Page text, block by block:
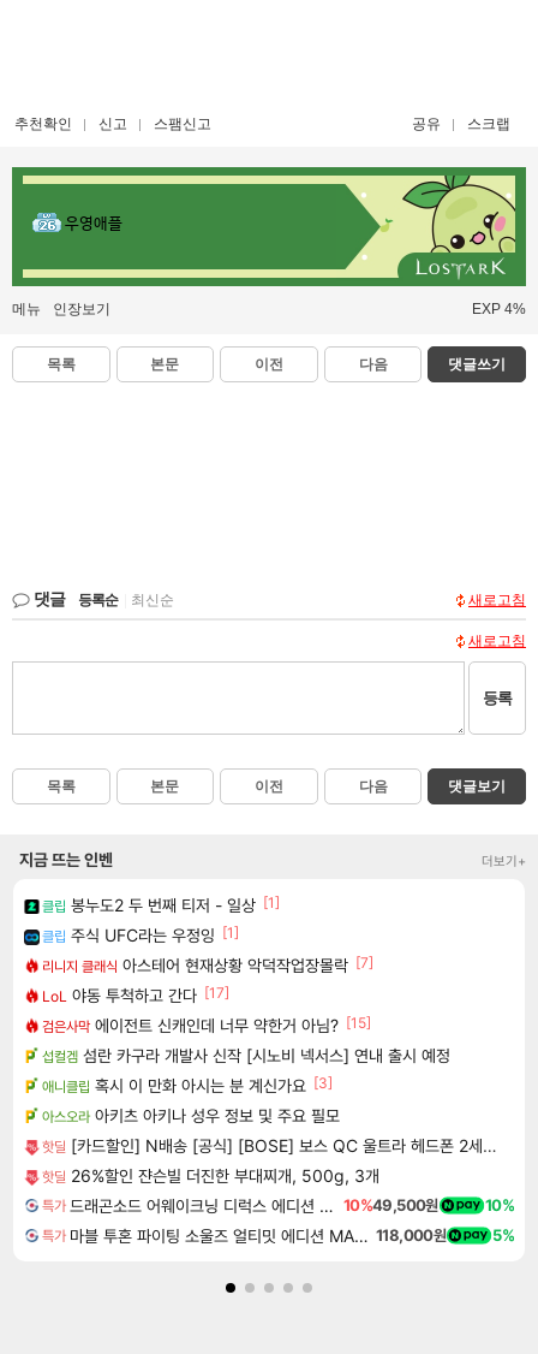
추천확인 신고 스팸신고 공유 스크랩
우영애플
메뉴 인장보기 EXP 4%
목록 본문 이전 다음 댓글쓰기
댓글 등록순 최신순 새로고침
새로고침
등록
목록 본문 이전 다음 댓글보기
지금 뜨는 인벤 더보기+
클립 봉누도2 두 번째 티저 - 일상 [1]
클립 주식 UFC라는 우정잉 [1]
리니지 클래식 아스테어 현재상황 악덕작업장몰락 [7]
LoL 야동 투척하고 간다 [17]
검은사막 에이전트 신캐인데 너무 약한거 아님? [15]
섭컬겜 섬란 카구라 개발사 신작 [시노비 넥서스] 연내 출시 예정
애니클립 혹시 이 만화 아시는 분 계신가요 [3]
아스오라 아키츠 아키나 성우 정보 및 주요 필모
핫딜 [카드할인] N배송 [공식] [BOSE] 보스 QC 울트라 헤드폰 2세대 데저트 골드
핫딜 26%할인 쟌슨빌 더진한 부대찌개, 500g, 3개
특가 드래곤소드 어웨이크닝 디럭스 에디션 DragonSword Awakening Deluxe Edition 10%49,500원 10%
특가 마블 투혼 파이팅 소울즈 얼티밋 에디션 MARVEL Tokon Fighting Souls Ultimate Edition 118,000원 5%